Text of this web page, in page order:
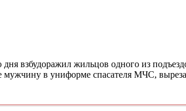
взбудоражил жильцов одного из
мужчину в униформе спасателя МЧС,